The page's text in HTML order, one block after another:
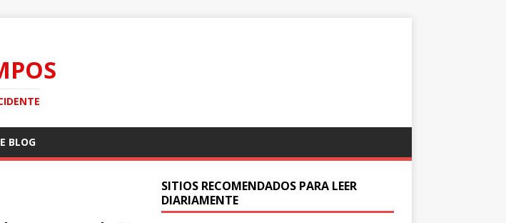
BLOG
SITIOS RECOMENDADOS PARA LEER
DIARIAMENTE